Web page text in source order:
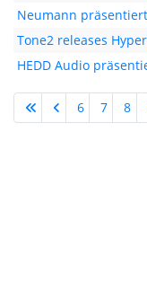
Neumann
Tone2 releases
HEDD Audio
6 7 8